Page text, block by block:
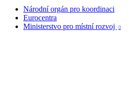
Národní orgán pro koordinaci
Eurocentra
Ministerstvo pro místní rozvoj
